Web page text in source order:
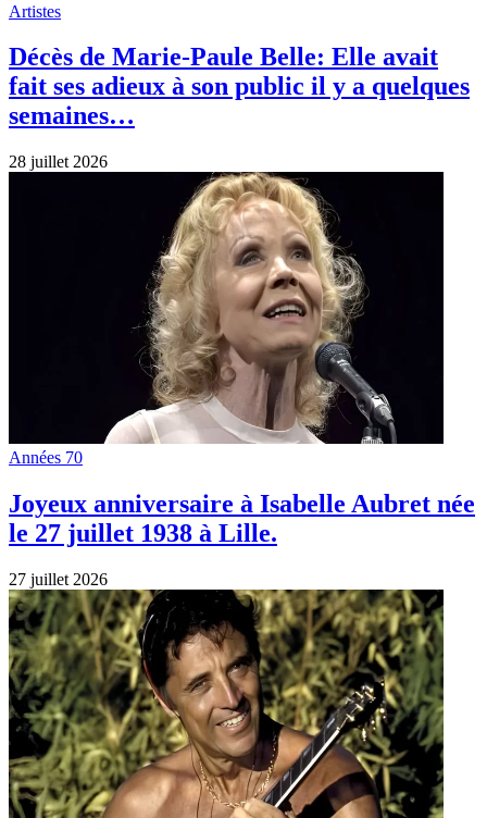
Artistes
Décès de Marie-Paule Belle: Elle avait
fait ses adieux à son public il y a quelques
semaines…
28 juillet 2026
Années 70
Joyeux anniversaire à Isabelle Aubret née
le 27 juillet 1938 à Lille.
27 juillet 2026